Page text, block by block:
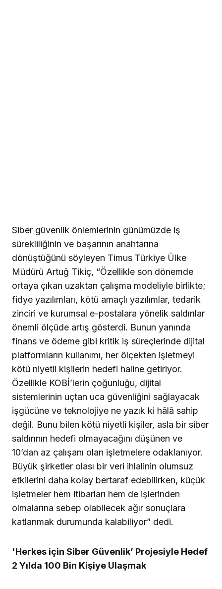
Siber güvenlik önlemlerinin günümüzde iş
sürekliliğinin ve başarının anahtarına
dönüştüğünü söyleyen Timus Türkiye Ülke
Müdürü Artuğ Tikiç, “Özellikle son dönemde
ortaya çıkan uzaktan çalışma modeliyle birlikte;
fidye yazılımları, kötü amaçlı yazılımlar, tedarik
zinciri ve kurumsal e-postalara yönelik saldırılar
önemli ölçüde artış gösterdi. Bunun yanında
finans ve ödeme gibi kritik iş süreçlerinde dijital
platformların kullanımı, her ölçekten işletmeyi
kötü niyetli kişilerin hedefi haline getiriyor.
Özellikle KOBİ’lerin çoğunluğu, dijital
sistemlerinin uçtan uca güvenliğini sağlayacak
işgücüne ve teknolojiye ne yazık ki hâlâ sahip
değil. Bunu bilen kötü niyetli kişiler, asla bir siber
saldırının hedefi olmayacağını düşünen ve
10’dan az çalışanı olan işletmelere odaklanıyor.
Büyük şirketler olası bir veri ihlalinin olumsuz
etkilerini daha kolay bertaraf edebilirken, küçük
işletmeler hem itibarları hem de işlerinden
olmalarına sebep olabilecek ağır sonuçlara
katlanmak durumunda kalabiliyor” dedi.
'Herkes için Siber Güvenlik’ Projesiyle Hedef
2 Yılda 100 Bin Kişiye Ulaşmak